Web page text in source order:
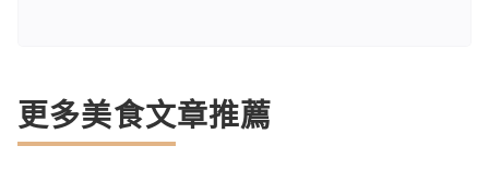
更多美食文章推薦